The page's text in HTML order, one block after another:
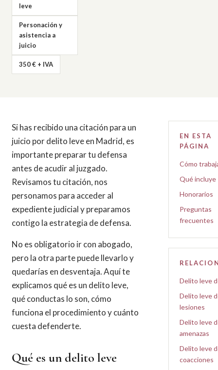
leve
Personación y
asistencia a
juicio
350 € + IVA
Si has recibido una citación para un
juicio por delito leve en Madrid, es
importante preparar tu defensa
antes de acudir al juzgado.
Revisamos tu citación, nos
personamos para acceder al
expediente judicial y preparamos
contigo la estrategia de defensa.
No es obligatorio ir con abogado,
pero la otra parte puede llevarlo y
quedarías en desventaja. Aquí te
explicamos qué es un delito leve,
qué conductas lo son, cómo
funciona el procedimiento y cuánto
cuesta defenderte.
Qué es un delito leve
EN ESTA
PÁGINA
Cómo
Qué incluye
Honorarios
Preguntas
frecuentes
Delito leve
Delito leve
lesiones
Delito leve
amenazas
Delito leve
coacciones